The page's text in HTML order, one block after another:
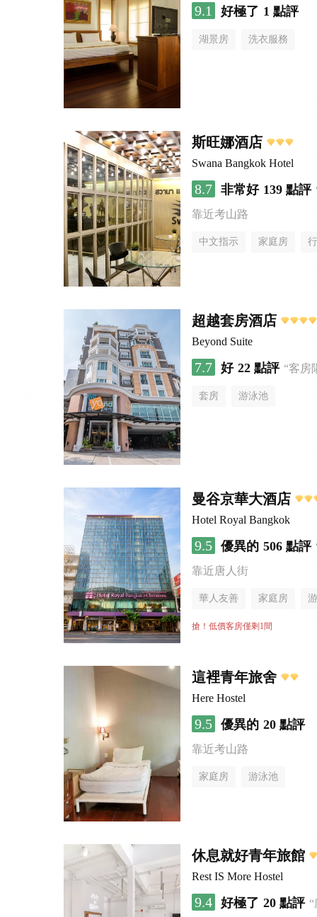
9.1 好極了 1 點評
湖景房 洗衣服務
斯旺娜酒店
Swana Bangkok Hotel
8.7 非常好 139 點評
靠近考山路
中文指示 家庭房
超越套房酒店
Beyond Suite
7.7 好 22 點評 “客房
套房 游泳池
曼谷京華大酒店
Hotel Royal Bangkok
9.5 優異的 506 點評
靠近唐人街
華人友善 家庭房
搶！低價客房僅剩1間
這裡青年旅舍
Here Hostel
9.5 優異的 20 點評
靠近考山路
家庭房 游泳池
休息就好青年旅館
Rest IS More Hostel
9.4 好極了 20 點評